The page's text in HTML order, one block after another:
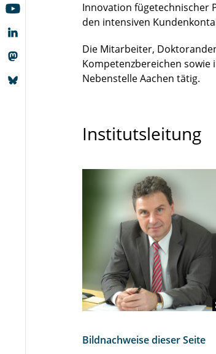
Innovation fügetechnischer
den intensiven
Die Mitarbeiter,
Kompetenzbereichen
Nebenstelle Aachen tätig.
Institutsleitung
Bildnachweise dieser Seite